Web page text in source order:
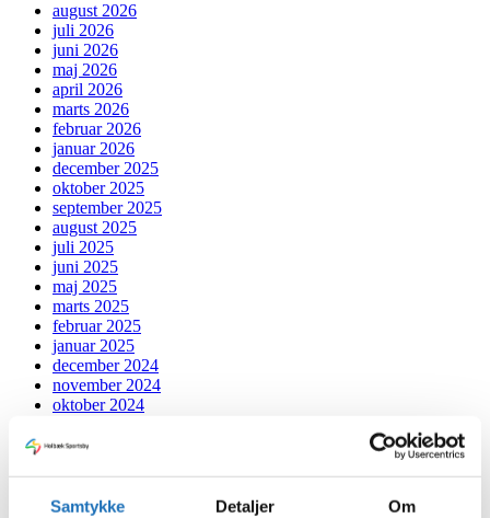
Samtykke Detaljer Om
august 2026
juli 2026
juni 2026
maj 2026
april 2026
marts 2026
februar 2026
januar 2026
december 2025
oktober 2025
september 2025
august 2025
juli 2025
juni 2025
maj 2025
marts 2025
februar 2025
januar 2025
december 2024
november 2024
oktober 2024
juli 2024
april 2024